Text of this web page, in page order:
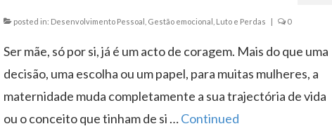
posted in: Desenvolvimento Pessoal Gestão emocional Luto e Perdas | 0
Ser mãe, só por si, já é um acto de coragem. Mais do que uma
decisão, uma escolha ou um papel, para muitas mulheres, a
maternidade muda completamente a sua trajectória de vida
ou o conceito que tinham de si …Continued